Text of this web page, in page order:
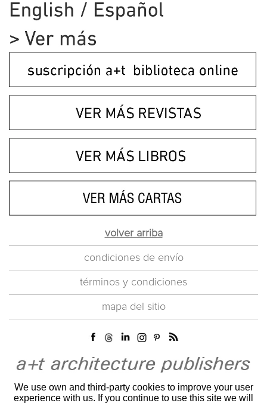
volver arriba
condiciones de envío
términos y condiciones
mapa del sitio
We use own and third-party cookies to improve your user
experience with us. If you continue to use this site we will